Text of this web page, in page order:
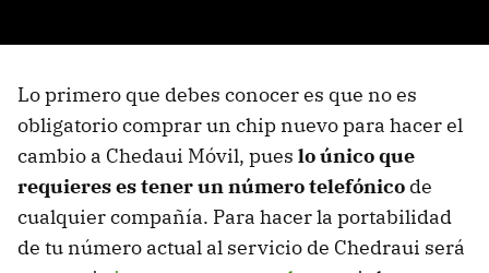
Lo primero que debes conocer es que no es
obligatorio comprar un chip nuevo para hacer el
cambio a Chedaui Móvil, pues lo único que
requieres es tener un número telefónico de
cualquier compañía. Para hacer la portabilidad
de tu número actual al servicio de Chedraui será